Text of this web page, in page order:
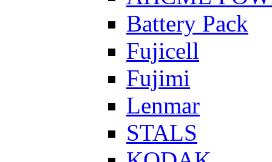
Battery Pack
Fujicell
Fujimi
Lenmar
STALS